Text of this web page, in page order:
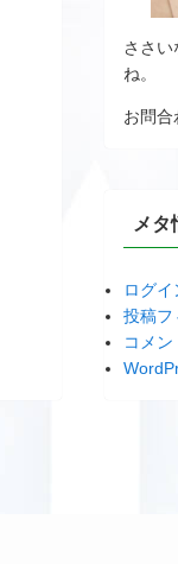
ささ
ね。
お問
メタ
ログイ
投稿フ
コメン